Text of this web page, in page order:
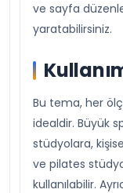
ve sayfa
yaratabilirsiniz.
Bu tema, her
idealdir. Büyük
stüdyolara,
ve pilates
kullanılabilir.